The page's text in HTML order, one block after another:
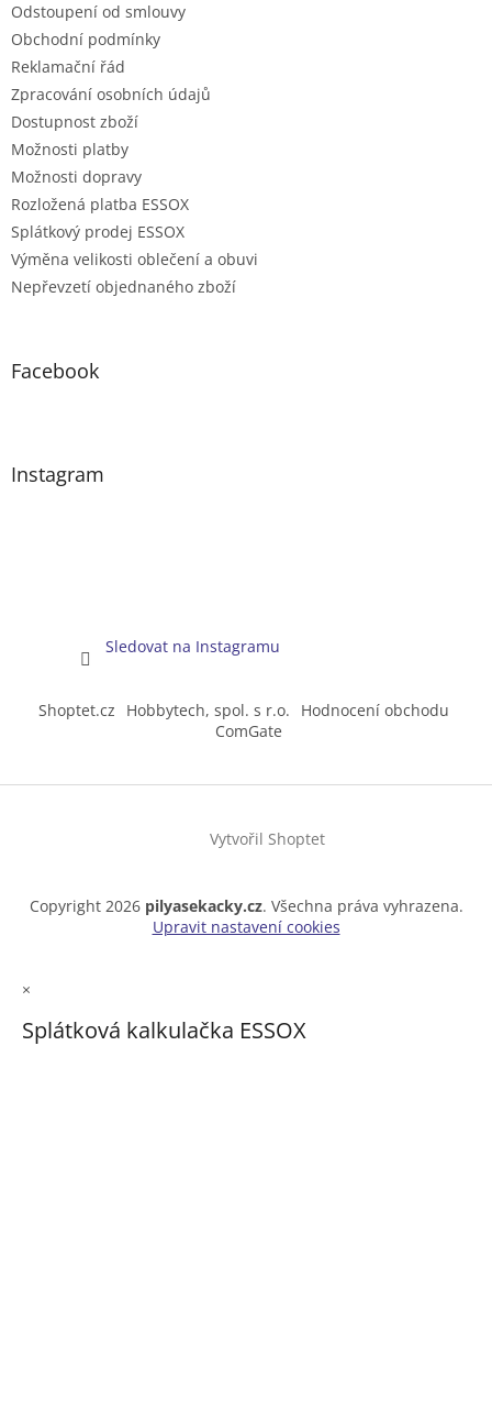
Odstoupení od smlouvy
Obchodní podmínky
Reklamační řád
Zpracování osobních údajů
Dostupnost zboží
Možnosti platby
Možnosti dopravy
Rozložená platba ESSOX
Splátkový prodej ESSOX
Výměna velikosti oblečení a obuvi
Nepřevzetí objednaného zboží
Facebook
Instagram
Sledovat na Instagramu
Shoptet.cz Hobbytech, spol. s r.o.
Hodnocení obchodu
ComGate
Vytvořil Shoptet
Copyright 2026 pilyasekacky.cz. Všechna práva vyhrazena.
Upravit nastavení cookies
×
Splátková kalkulačka ESSOX